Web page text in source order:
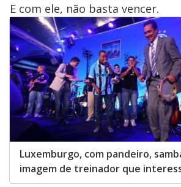
E com ele, não basta vencer.
Luxemburgo, com pandeiro,
imagem de treinador que